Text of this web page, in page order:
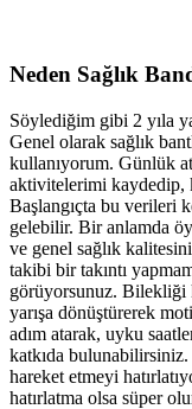
Neden Sağlık
Söylediğim gibi 2 yıla
Genel olarak sağlık
kullanıyorum. Günlük
aktivitelerimi kaydedip,
Başlangıçta bu verileri
gelebilir. Bir anlamda
ve genel sağlık
takibi bir takıntı
görüyorsunuz. Bilekliği
yarışa dönüştürerek
adım atarak, uyku
katkıda
hareket etmeyi
hatırlatma olsa süper